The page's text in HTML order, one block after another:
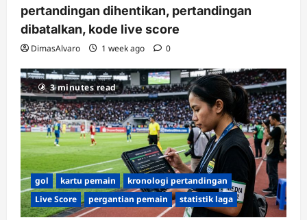
pertandingan dihentikan, pertandingan
dibatalkan, kode live score
DimasAlvaro 1 week ago 0
3 minutes read
gol kartu pemain
kronologi pertandingan
Live Score
pergantian pemain statistik laga